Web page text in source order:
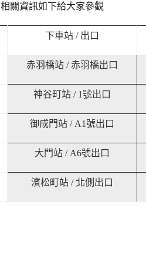
相關資訊如下給大家參觀
下車站 / 出口
赤羽橋站 /赤羽橋出口
神谷町站 / 1號出口
御成門站 / A1號出口
大門站 / A6號出口
濱松町站 / 北側出口